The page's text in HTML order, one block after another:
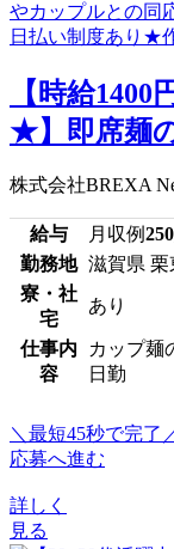
【時給
★】即席麺
株式会社BREXA
給与 月収例
勤務地 滋賀県 栗
寮・社
宅
あり
仕事内
容
カップ麺
日勤
＼最短45秒で完了
応募へ進む
詳しく
見る